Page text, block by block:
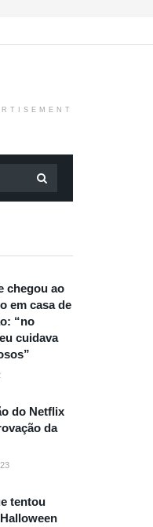
chegou ao
em casa de
“no
cuidava
do Netflix
da
tentou